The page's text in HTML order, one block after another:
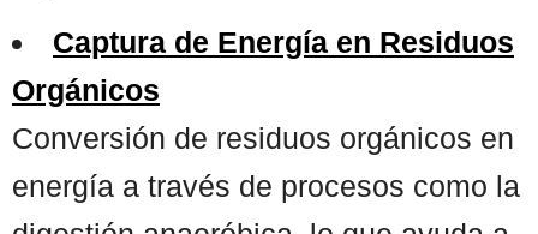
Captura de Energía en Residuos
Orgánicos
Conversión de residuos orgánicos en
energía a través de procesos como la